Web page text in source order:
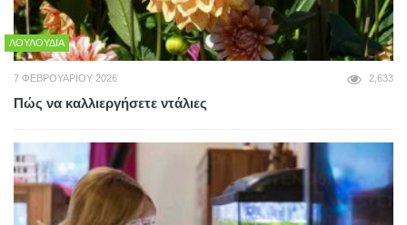
ΛΟΥΛΟΎΔΙΑ
7 ΦΕΒΡΟΥΑΡΊΟΥ 2026 2,633
Πώς να καλλιεργήσετε ντάλιες